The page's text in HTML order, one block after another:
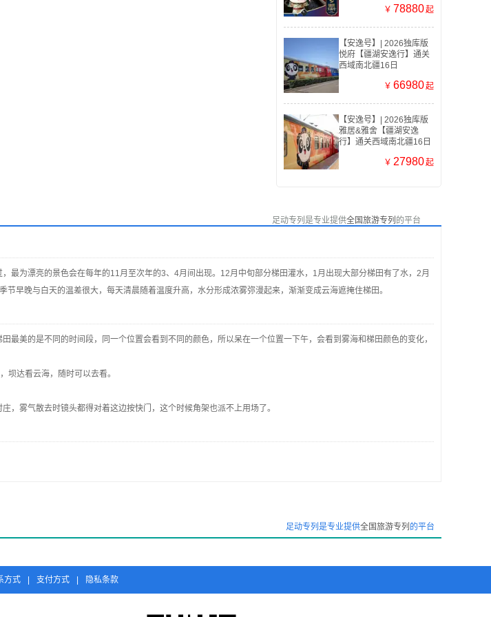
￥ 78880起
【安逸号】| 2026独库版
悦府【疆湖安逸行】通关
西域南北疆16日
￥ 66980起
【安逸号】| 2026独库版
雅居&雅舍【疆湖安逸
行】通关西域南北疆16日
￥ 27980起
足动专列是专业提供全国旅游专列 的平台
为漂亮的景色会在每年的11月至次年的3、4月间出现。12月中旬部分梯田灌水，1月出现大部分梯田有了水，2月
早晚与白天的温差很大，每天清晨随着温度升高，水分形成浓雾弥漫起来，渐渐变成云海遮掩住梯田。
美的是不同的时间段，同一个位置会看到不同的颜色，所以呆在一个位置一下午，会看到雾海和梯田颜色的变化，
坝达看云海，随时可以去看。
，雾气散去时镜头都得对着这边按快门，这个时候角架也派不上用场了。
足动专列是专业提供全国旅游专列 的平台
方式 支付方式 隐私条款